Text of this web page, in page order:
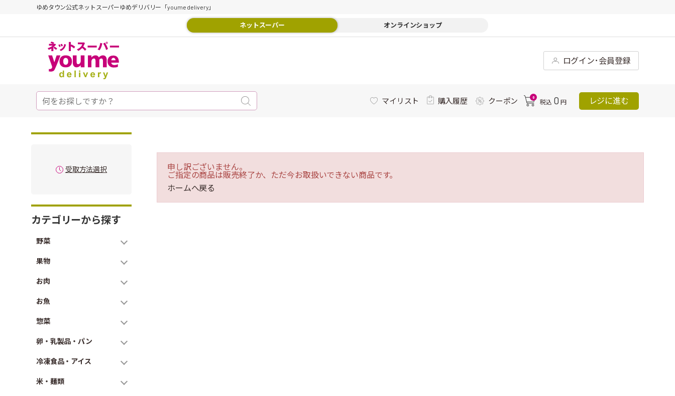
ゆめタウン公式ネットスーパーゆめデリバリー「youme delivery」
ネットスーパー オンラインショップ
ログイン･会員登録
マイリスト 購入履歴 クーポン 0
税込 0 円 レジに進む
受取方法選択
カテゴリーから探す
野菜
果物
お肉
お魚
惣菜
卵・乳製品・パン
冷凍食品・アイス
米・麺類
申し訳ございません。
ご指定の商品は販売終了か、ただ今お取扱いできない商品です。
ホームへ戻る